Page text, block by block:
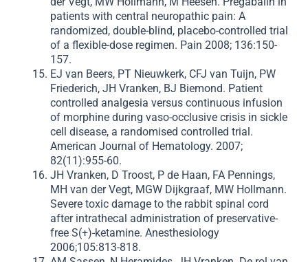
patients with central neuropathic pain: A
randomized, double-blind, placebo-controlled trial
of a flexible-dose regimen. Pain 2008; 136:150-
157.
EJ van Beers, PT Nieuwkerk, CFJ van Tuijn, PW
Friederich, JH Vranken, BJ Biemond. Patient
controlled analgesia versus continuous infusion
of morphine during vaso-occlusive crisis in sickle
cell disease, a randomised controlled trial.
American Journal of Hematology. 2007;
82(11):955-60.
JH Vranken, D Troost, P de Haan, FA Pennings,
MH van der Vegt, MGW Dijkgraaf, MW Hollmann.
Severe toxic damage to the rabbit spinal cord
after intrathecal administration of preservative-
free S(+)-ketamine. Anesthesiology
2006;105:813-818.